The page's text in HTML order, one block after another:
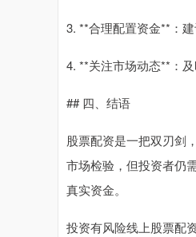
3. **合理配置资金**：
4. **关注市场动态**：
## 四、结语
股票配资是一把双刃剑
市场检验，但投资者仍
真实资金。
投资有风险线上股票配